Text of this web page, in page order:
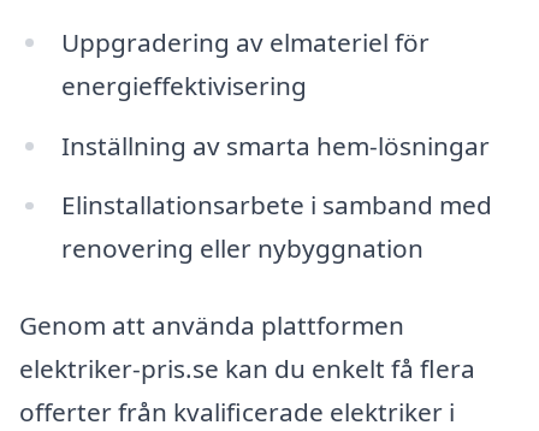
Uppgradering av elmateriel för
energieffektivisering
Inställning av smarta hem-lösningar
Elinstallationsarbete i samband med
renovering eller nybyggnation
Genom att använda plattformen
elektriker-pris.se kan du enkelt få flera
offerter från kvalificerade elektriker i